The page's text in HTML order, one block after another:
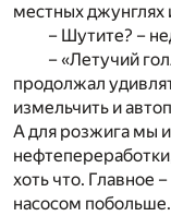
местных джунглях
– Шутите? –
– «Летучий
продолжал
измельчить и
А для розжига мы
хоть что. Главное
насосом